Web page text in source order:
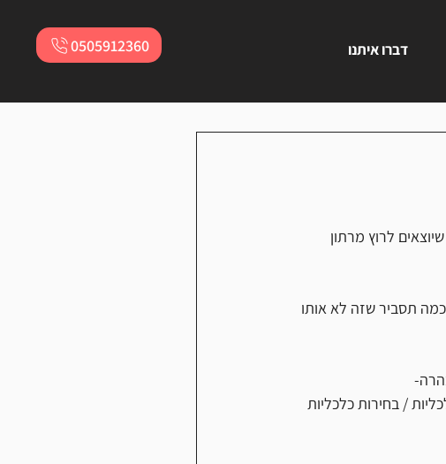
0505912360 דברו איתנו
לרוץ מרתון
כמה תסביר שזה לא אותו
/ בחירות כלכליות